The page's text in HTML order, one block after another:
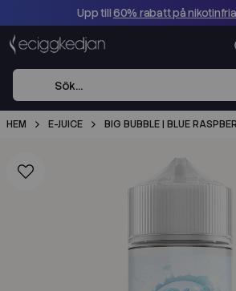
Upp till60% rabatt på
HEM E-JUICE BIG BUBBLE | BLUE